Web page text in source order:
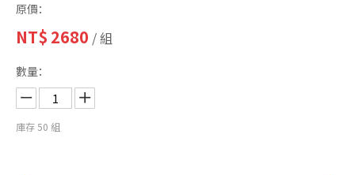
原價：
NT$ 2680 / 組
數量：
庫存 50 組